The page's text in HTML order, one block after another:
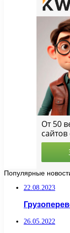
Популярные
22.08.2023
26.05.2022